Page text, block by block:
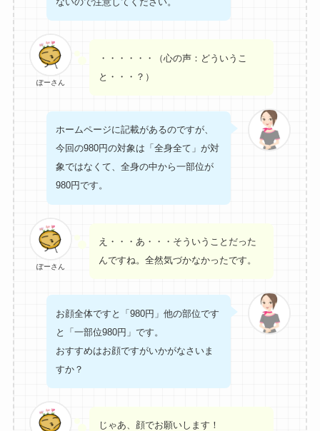
ぽーさん
・・・・・・（心の声：どういうこ
と・・・？）
ホームページに記載があるのですが、
今回の980円の対象は「全身全て」が対
象ではなくて、全身の中から一部位が
980円です。
ぽーさん
え・・・あ・・・そういうことだった
んですね。全然気づかなかったです。
お顔全体ですと「980円」他の部位です
と「一部位980円」です。
おすすめはお顔ですがいかがなさいま
すか？
じゃあ、顔でお願いします！